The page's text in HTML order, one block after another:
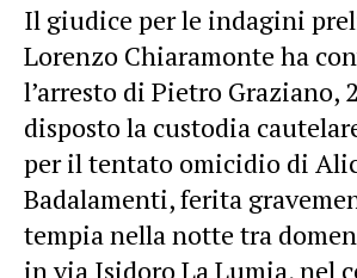
Il giudice per le indagini
Lorenzo Chiaramonte ha
l’arresto di Pietro Graziano,
disposto la custodia
per il tentato omicidio di
Badalamenti, ferita
tempia nella notte tra
in via Isidoro La Lumia, nel